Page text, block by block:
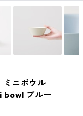
ミニボウル
ブルー